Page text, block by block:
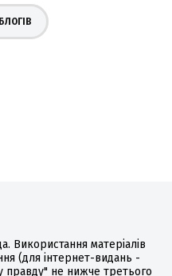
Використання матеріалів
(для інтернет-видань -
правду" не нижче третього